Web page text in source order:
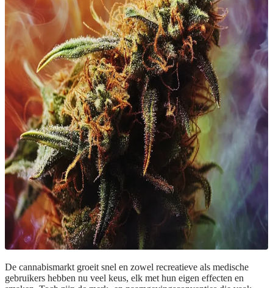
De cannabismarkt groeit snel en zowel recreatieve als medische
gebruikers hebben nu veel keus, elk met hun eigen effecten en